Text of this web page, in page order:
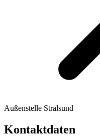
Außenstelle Stralsund
Kontaktdaten